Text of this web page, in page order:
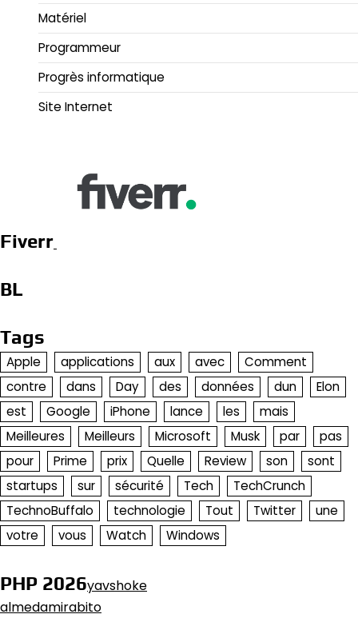
Matériel
Programmeur
Progrès informatique
Site Internet
Fiverr
BL
Tags
Apple applications aux avec
Comment
contre
dans Day des données dun
Elon
est
Google iPhone lance les
mais
Meilleures
Meilleurs Microsoft Musk par
pas
pour
Prime prix Quelle Review son
sont
startups
sur sécurité Tech
TechCrunch
TechnoBuffalo
technologie Tout Twitter
une
votre
vous Watch Windows
PHP 2026yavshoke
almedamirabito